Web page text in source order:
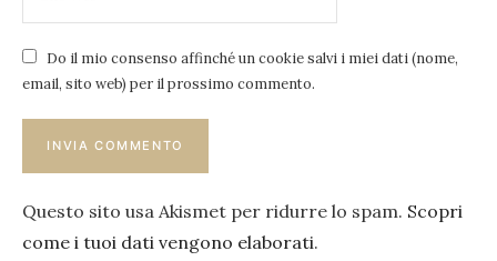
Do il mio consenso affinché un cookie salvi i miei dati (nome,
email, sito web) per il prossimo commento.
Questo sito usa Akismet per ridurre lo spam. Scopri
come i tuoi dati vengono elaborati.